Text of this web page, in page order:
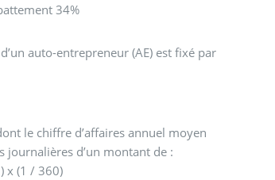
34%
auto-entrepreneur (AE) est fixé par
le chiffre d’affaires annuel moyen
d’un montant de :
x (1 / 360)